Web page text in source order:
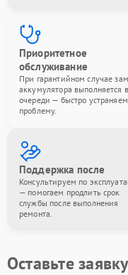
Приоритетное
обслуживание
При гарантийном случае
аккумулятора выполняется
очереди — быстро устраняем
проблему.
Поддержка после
Консультируем по
— помогаем продлить срок
службы после выполнения
ремонта.
Оставьте